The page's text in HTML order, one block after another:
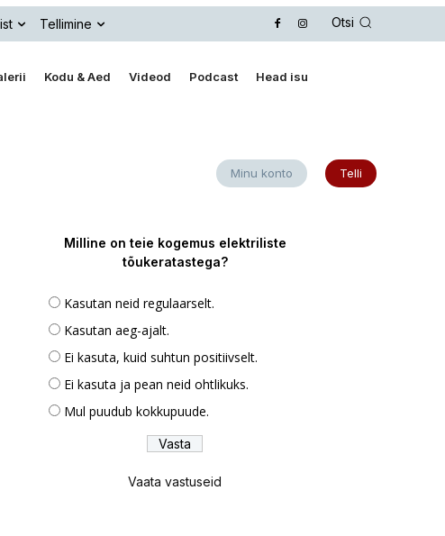
Tellimine Otsi
Kodu & Aed Videod Podcast Head isu
Minu konto Telli
Milline on teie kogemus elektriliste
tõukeratastega?
Kasutan neid regulaarselt.
Kasutan aeg-ajalt.
Ei kasuta, kuid suhtun positiivselt.
Ei kasuta ja pean neid ohtlikuks.
Mul puudub kokkupuude.
Vaata vastuseid